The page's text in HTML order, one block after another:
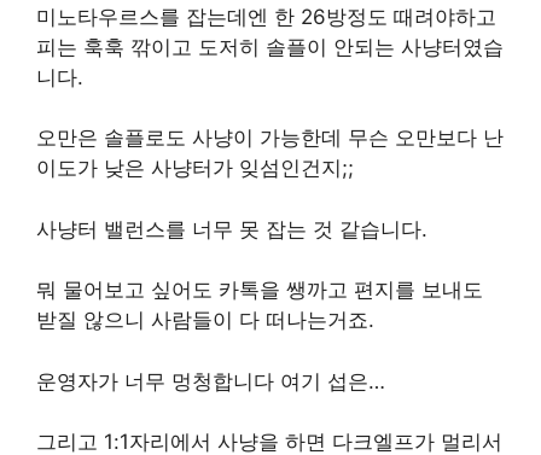
미노타우르스를 잡는데엔 한 26방정도 때려야하고
피는 훅훅 깎이고 도저히 솔플이 안되는 사냥터였습
니다.
오만은 솔플로도 사냥이 가능한데 무슨 오만보다 난
이도가 낮은 사냥터가 잊섬인건지;;
사냥터 밸런스를 너무 못 잡는 것 같습니다.
뭐 물어보고 싶어도 카톡을 쌩까고 편지를 보내도
받질 않으니 사람들이 다 떠나는거죠.
운영자가 너무 멍청합니다 여기 섭은…
그리고 1:1자리에서 사냥을 하면 다크엘프가 멀리서